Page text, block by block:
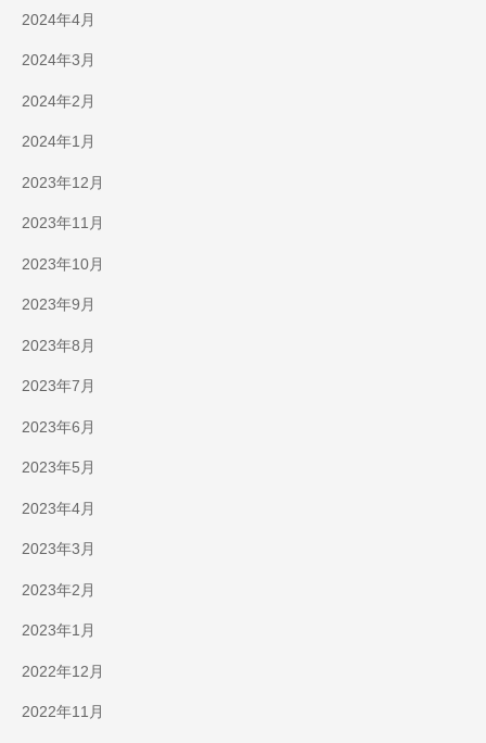
2024年4月
2024年3月
2024年2月
2024年1月
2023年12月
2023年11月
2023年10月
2023年9月
2023年8月
2023年7月
2023年6月
2023年5月
2023年4月
2023年3月
2023年2月
2023年1月
2022年12月
2022年11月